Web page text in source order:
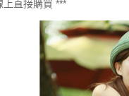
上直接購買 ***